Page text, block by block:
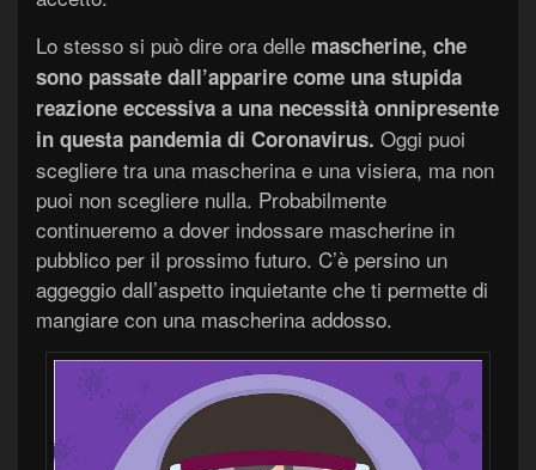
Lo stesso si può dire ora delle mascherine, che
sono passate dall’apparire come una stupida
reazione eccessiva a una necessità onnipresente
in questa pandemia di Coronavirus. Oggi puoi
scegliere tra una mascherina e una visiera, ma non
puoi non scegliere nulla. Probabilmente
continueremo a dover indossare mascherine in
pubblico per il prossimo futuro. C’è persino un
aggeggio dall’aspetto inquietante che ti permette di
mangiare con una mascherina addosso.